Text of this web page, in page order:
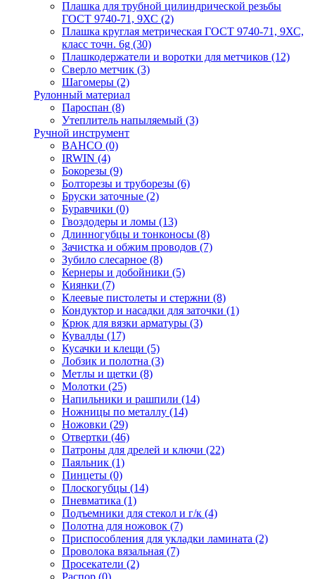
Плашка для трубной цилиндрической резьбы
ГОСТ 9740-71, 9ХС (2)
Плашка круглая метрическая ГОСТ 9740-71, 9ХС,
класс точн. 6g (30)
Плашкодержатели и воротки для метчиков (12)
Сверло метчик (3)
Шагомеры (2)
Рулонный материал
Пароспан (8)
Утеплитель напыляемый (3)
Ручной инструмент
BAHCO (0)
IRWIN (4)
Бокорезы (9)
Болторезы и труборезы (6)
Бруски заточные (2)
Буравчики (0)
Гвоздодеры и ломы (13)
Длинногубцы и тонконосы (8)
Зачистка и обжим проводов (7)
Зубило слесарное (8)
Кернеры и добойники (5)
Киянки (7)
Клеевые пистолеты и стержни (8)
Кондуктор и насадки для заточки (1)
Крюк для вязки арматуры (3)
Кувалды (17)
Кусачки и клещи (5)
Лобзик и полотна (3)
Метлы и щетки (8)
Молотки (25)
Напильники и рашпили (14)
Ножницы по металлу (14)
Ножовки (29)
Отвертки (46)
Патроны для дрелей и ключи (22)
Паяльник (1)
Пинцеты (0)
Плоскогубцы (14)
Пневматика (1)
Подъемники для стекол и г/к (4)
Полотна для ножовок (7)
Приспособления для укладки ламината (2)
Проволока вязальная (7)
Просекатели (2)
Распор (0)